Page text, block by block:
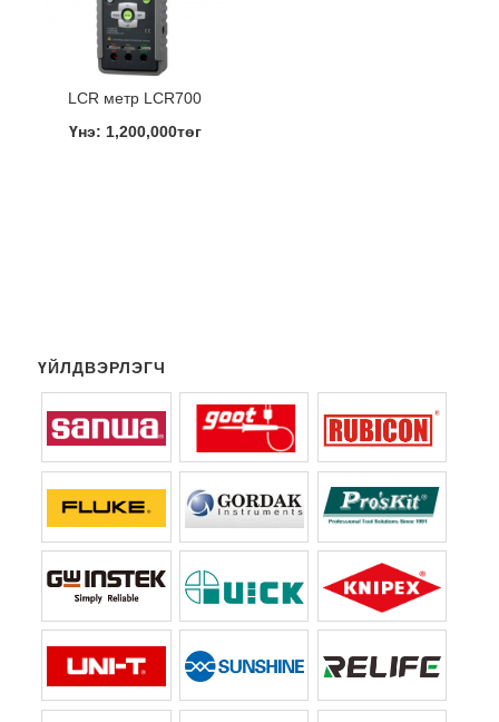
LCR метр LCR700
Үнэ: 1,200,000төг
ҮЙЛДВЭРЛЭГЧ